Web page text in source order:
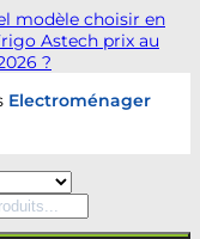
modèle choisir en
Astech prix au
?
Electroménager